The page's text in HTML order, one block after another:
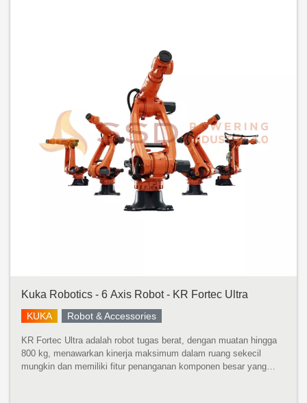
Kuka Robotics - 6 Axis Robot - KR Fortec Ultra
KUKA Robot & Accessories
KR Fortec Ultra adalah robot tugas berat, dengan muatan hingga
800 kg, menawarkan kinerja maksimum dalam ruang sekecil
mungkin dan memiliki fitur penanganan komponen besar yang